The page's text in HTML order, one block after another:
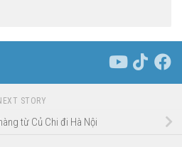
STORY
từ Củ Chi đi Hà Nội